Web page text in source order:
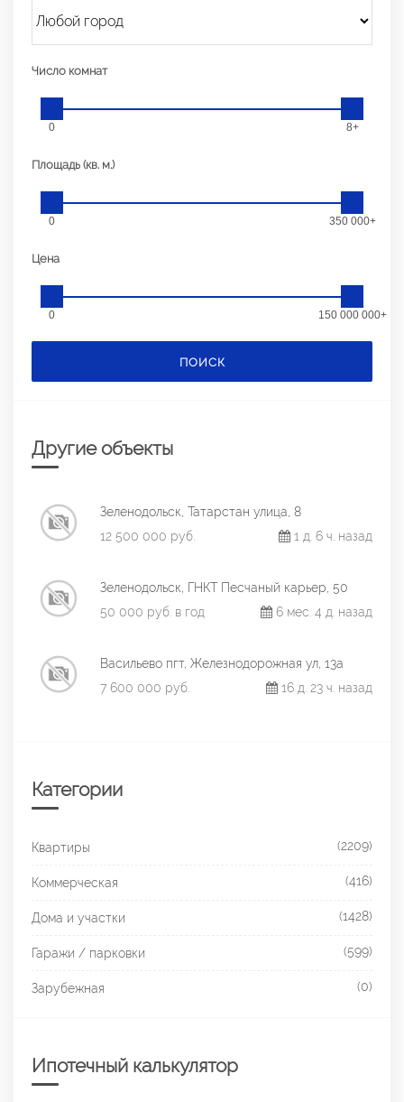
Число комнат
0 8+
Площадь (кв. м.)
0 350 000+
Цена
0 150 000 000+
ПОИСК
Другие объекты
Зеленодольск, Татарстан улица, 8
12 500 000 руб.
1 д. 6 ч. назад
Зеленодольск, ГНКТ Песчаный карьер, 50
50 000 руб. в год
6 мес. 4 д. назад
Васильево пгт, Железнодорожная ул, 13а
7 600 000 руб.
16 д. 23 ч. назад
Категории
Квартиры (2209)
Коммерческая (416)
Дома и участки (1428)
Гаражи / парковки (599)
Зарубежная (0)
Ипотечный калькулятор